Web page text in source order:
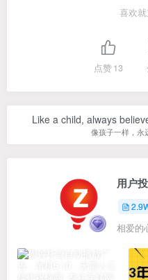
喜欢
点赞13
Like a child, always
像孩子一样，永
用户
相爱的